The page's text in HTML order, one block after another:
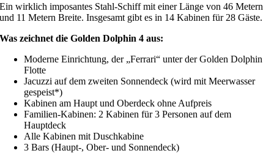
Ein wirklich imposantes Stahl-Schiff mit einer Länge von 46 Metern
und 11 Metern Breite. Insgesamt gibt es in 14 Kabinen für 28 Gäste.
Was zeichnet die Golden Dolphin 4 aus:
Moderne Einrichtung, der „Ferrari“ unter der Golden Dolphin
Flotte
Jacuzzi auf dem zweiten Sonnendeck (wird mit Meerwasser
gespeist*)
Kabinen am Haupt und Oberdeck ohne Aufpreis
Familien-Kabinen: 2 Kabinen für 3 Personen auf dem
Hauptdeck
Alle Kabinen mit Duschkabine
3 Bars (Haupt-, Ober- und Sonnendeck)